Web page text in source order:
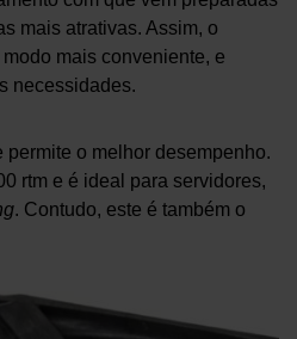
mais atrativas. Assim, o
mais conveniente, e
necessidades.
permite o melhor desempenho.
rtm e é ideal para servidores,
. Contudo, este é também o